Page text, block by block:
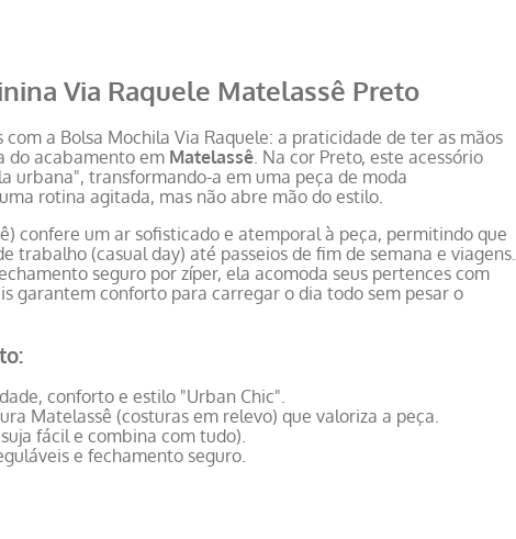
Via Raquele Matelassê Preto
com a Bolsa Mochila Via Raquele: a praticidade de ter as mãos
do acabamento em Matelassê . Na cor Preto, este acessório
urbana", transformando-a em uma peça de moda
rotina agitada, mas não abre mão do estilo.
confere um ar sofisticado e atemporal à peça, permitindo que
trabalho (casual day) até passeios de fim de semana e viagens.
seguro por zíper, ela acomoda seus pertences com
garantem conforto para carregar o dia todo sem pesar o
conforto e estilo "Urban Chic".
Matelassê (costuras em relevo) que valoriza a peça.
fácil e combina com tudo).
e fechamento seguro.